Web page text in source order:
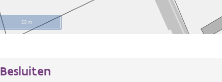
50 m
Besluiten